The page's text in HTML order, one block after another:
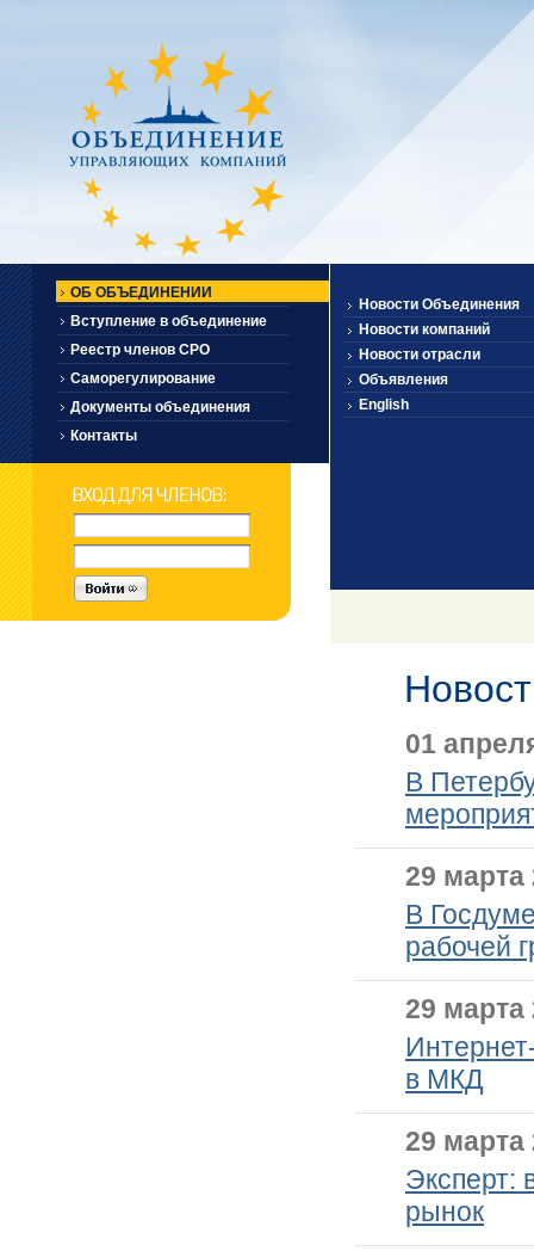
ОБ ОБЪЕДИНЕНИИ
Вступление в объединение
Реестр членов СРО
Саморегулирование
Документы объединения
Контакты
Новости Объединения
Новости компаний
Новости отрасли
Объявления
English
01
В
29 марта
В
рабочей
29 марта
в МКД
29 марта
Эксперт:
рынок